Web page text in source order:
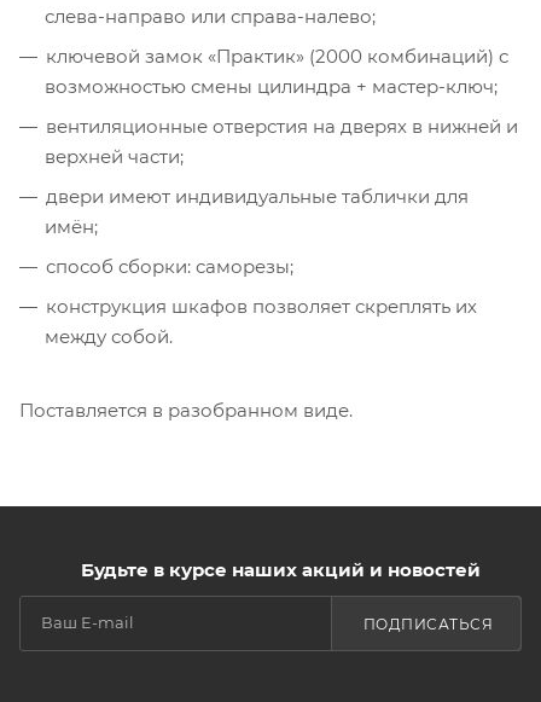
слева-направо или справа-налево;
ключевой замок «Практик» (2000 комбинаций) с
возможностью смены цилиндра + мастер-ключ;
вентиляционные отверстия на дверях в нижней и
верхней части;
двери имеют индивидуальные таблички для
имён;
способ сборки: саморезы;
конструкция шкафов позволяет скреплять их
между собой.
Поставляется в разобранном виде.
Будьте в курсе наших акций и новостей
ПОДПИСАТЬСЯ